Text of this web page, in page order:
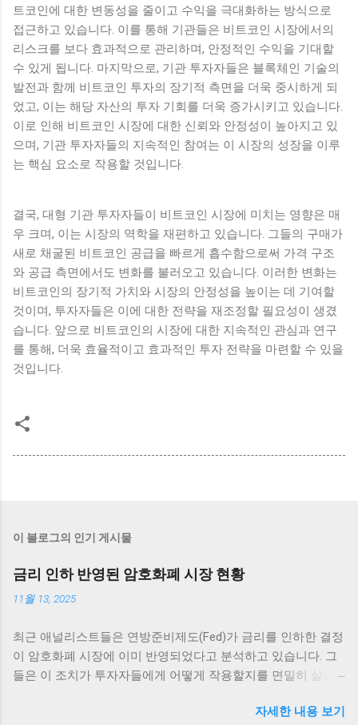
트코인에 대한 변동성을 줄이고 수익을 극대화하는 방식으로
접근하고 있습니다. 이를 통해 기관들은 비트코인 시장에서의
리스크를 보다 효과적으로 관리하며, 안정적인 수익을 기대할
수 있게 됩니다. 마지막으로, 기관 투자자들은 블록체인 기술의
발전과 함께 비트코인 투자의 장기적 측면을 더욱 중시하게 되
었고, 이는 해당 자산의 투자 기회를 더욱 증가시키고 있습니다.
이로 인해 비트코인 시장에 대한 신뢰와 안정성이 높아지고 있
으며, 기관 투자자들의 지속적인 참여는 이 시장의 성장을 이루
는 핵심 요소로 작용할 것입니다.
결국, 대형 기관 투자자들이 비트코인 시장에 미치는 영향은 매
우 크며, 이는 시장의 역학을 재편하고 있습니다. 그들의 구매가
새로 채굴된 비트코인 공급을 빠르게 흡수함으로써 가격 구조
와 공급 측면에서도 변화를 불러오고 있습니다. 이러한 변화는
비트코인의 장기적 가치와 시장의 안정성을 높이는 데 기여할
것이며, 투자자들은 이에 대한 전략을 재조정할 필요성이 생겼
습니다. 앞으로 비트코인의 시장에 대한 지속적인 관심과 연구
를 통해, 더욱 효율적이고 효과적인 투자 전략을 마련할 수 있을
것입니다.
이 블로그의 인기 게시물
금리 인하 반영된 암호화폐 시장 현황
11월 13, 2025
최근 애널리스트들은 연방준비제도(Fed)가 금리를 인하한 결정
이 암호화폐 시장에 이미 반영되었다고 분석하고 있습니다. 그
들은 이 조치가 투자자들에게 어떻게 작용할지를 면밀히 살펴
이 여전히 불확실하다고 전하며 주목받고 있습니다. 암호화폐
자세한 내용 보기